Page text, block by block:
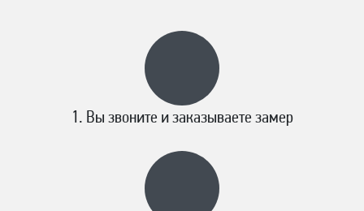
Вы звоните и заказываете замер